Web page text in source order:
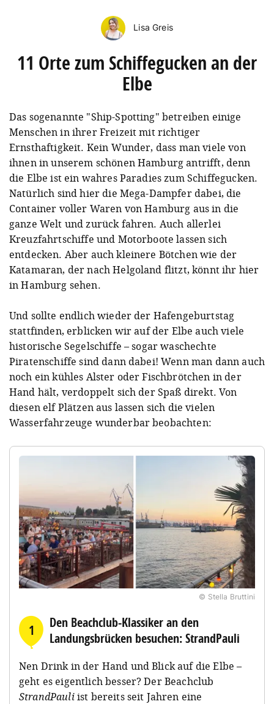
Lisa Greis
11 Orte zum Schiffegucken an der
Elbe
Das sogenannte "Ship-Spotting" betreiben einige
Menschen in ihrer Freizeit mit richtiger
Ernsthaftigkeit. Kein Wunder, dass man viele von
ihnen in unserem schönen Hamburg antrifft, denn
die Elbe ist ein wahres Paradies zum Schiffegucken.
Natürlich sind hier die Mega-Dampfer dabei, die
Container voller Waren von Hamburg aus in die
ganze Welt und zurück fahren. Auch allerlei
Kreuzfahrtschiffe und Motorboote lassen sich
entdecken. Aber auch kleinere Bötchen wie der
Katamaran, der nach Helgoland flitzt, könnt ihr hier
in Hamburg sehen.
Und sollte endlich wieder der Hafengeburtstag
stattfinden, erblicken wir auf der Elbe auch viele
historische Segelschiffe – sogar waschechte
Piratenschiffe sind dann dabei! Wenn man dann auch
noch ein kühles Alster oder Fischbrötchen in der
Hand hält, verdoppelt sich der Spaß direkt. Von
diesen elf Plätzen aus lassen sich die vielen
Wasserfahrzeuge wunderbar beobachten:
© Stella Bruttini
1
Den Beachclub-Klassiker an den
Landungsbrücken besuchen: StrandPauli
Nen Drink in der Hand und Blick auf die Elbe –
geht es eigentlich besser? Der Beachclub
StrandPauliist bereits seit Jahren eine